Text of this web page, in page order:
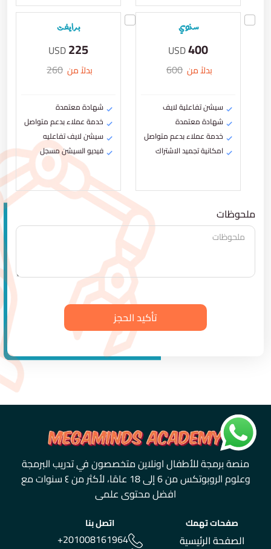
سنوي
400
USD
بدلاً من 600
سيشن تفاعلية لايف
شهادة معتمدة
خدمة عملاء بدعم متواصل
امكانية تجميد الاشتراك
برايفت
225
USD
بدلاً من 260
شهادة معتمدة
خدمة عملاء بدعم متواصل
سيشن لايف تفاعليه
فيديو السيشن مسجل
ملحوظات
منصة برمجة للأطفال اونلاين متخصصون في تدريب البرمجة
وعلوم الروبوتكس من 6 إلى 18 عامًا، لأكثر من ٤ سنوات مع
افضل محتوى علمى
صفحات تهمك
الصفحة الرئيسية
اتصل بنا
+201008161964